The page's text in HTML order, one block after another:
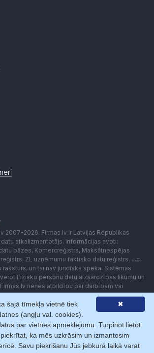
2007-2026. Firmas.lv ir Latvijas Republikas
atkalizmantotājs. Informācijas avoti:
bāzes, Komercreģistrs, Maksātnespējas
ZL uzņēmumu faktisko datu reģistrs, u.c..
raksturs, un tai nav juridiska spēka. Sistēmas
Fizisko personu datu aizsardzības likumu un
nenes atbildību par darbībām vai
uz saņemto pakalpojumu. Lietotājam aizliegts
sistēmas vai iekārtas (robotus)
rakstiskas saskaņošanas ar Firmas.lv. Galvenā
Privātuma politika Norēķini ar
✖
šajā tīmekļa vietnē tiek
(angļu val. cookies).
par vietnes apmeklējumu. Turpinot lietot
ka mēs uzkrāsim un izmantosim
Savu piekrišanu Jūs jebkurā laikā varat